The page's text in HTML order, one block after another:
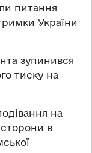
питання
України
зупинився
тиску на
на
сторони в